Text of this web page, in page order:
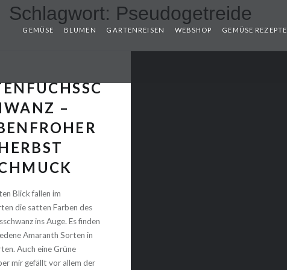
GEMÜSE BLUMEN GARTENREISEN WEBSHOP GEMÜSE REZEPTE
Schlagwort: Pseudogetreide
–
Blick fallen im
die satten Farben des
ins Auge. Es finden
Amaranth Sorten in
Auch eine Grüne
mir gefällt vor allem der